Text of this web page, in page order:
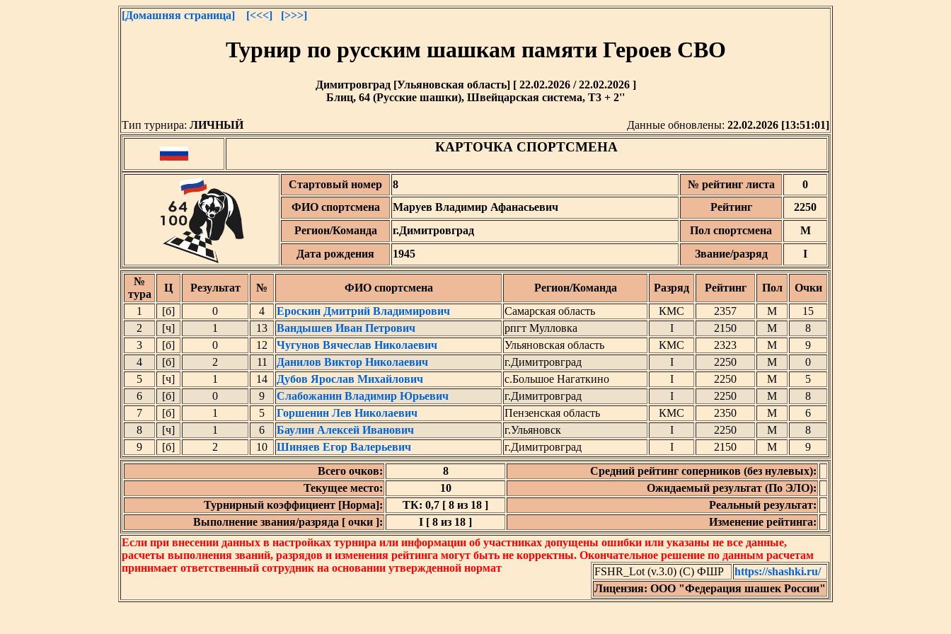
[Домашняя страница] [<<<] [>>>]
Турнир по русским шашкам памяти Героев СВО
Димитровград [Ульяновская область] [ 22.02.2026 / 22.02.2026 ]
Блиц, 64 (Русские шашки), Швейцарская система, T3 + 2''
Тип турнира: ЛИЧНЫЙ Данные обновлены: 22.02.2026 [13:51:01]
КАРТОЧКА СПОРТСМЕНА
Стартовый номер 8 № рейтинг листа
0
ФИО спортсмена
Маруев Владимир Афанасьевич Рейтинг
2250
Регион/Команда
г.Димитровград Пол спортсмена
М
Дата рождения
1945 Звание/разряд I
№
тура
Ц Результат № ФИО спортсмена Регион/Команда Разряд Рейтинг Пол
Очки
1
[б] 0 4 Ероскин Дмитрий Владимирович Самарская область КМС 2357 М
15
2
[ч] 1 13 Вандышев Иван Петрович рпгт Мулловка I 2150 М
8
3
[б] 0 12 Чугунов Вячеслав Николаевич Ульяновская область КМС 2323 М
9
4
[б] 2 11 Данилов Виктор Николаевич г.Димитровград I 2250 М
0
5
[ч] 1 14 Дубов Ярослав Михайлович с.Большое Нагаткино I 2250 М
5
6
[б] 0 9 Слабожанин Владимир Юрьевич г.Димитровград I 2250 М
8
7
[б] 1 5 Горшенин Лев Николаевич Пензенская область КМС 2350 М
6
8
[ч] 1 6 Баулин Алексей Иванович г.Ульяновск I 2250 М
8
9
[б] 2 10 Шиняев Егор Валерьевич г.Димитровград I 2150 М
9
Всего очков:
8
Средний рейтинг соперников (без нулевых):
Текущее место:
10
Ожидаемый результат (По ЭЛО):
Турнирный коэффициент [Норма]:
ТК: 0,7 [ 8 из 18 ]
Реальный результат:
Выполнение звания/разряда [ очки ]:
I [ 8 из 18 ]
Изменение рейтинга:
Если при внесении данных в настройках турнира или информации об участниках допущены ошибки или указаны не все данные,
расчеты выполнения званий, разрядов и изменения рейтинга могут быть не корректны. Окончательное решение по данным расчетам
принимает ответственный сотрудник на основании утвержденной нормат
FSHR_Lot (v.3.0) (C) ФШР
https://shashki.ru/
Лицензия: ООО "Федерация шашек России"